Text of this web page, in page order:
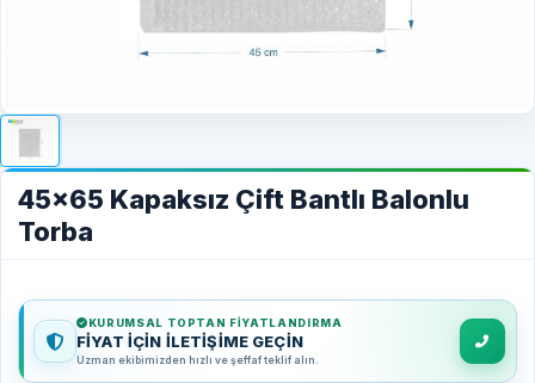
45x65 Kapaksız Çift Bantlı Balonlu
Torba
KURUMSAL TOPTAN FIYATLANDIRMA
FİYAT İÇİN İLETİŞİME GEÇİN
Uzman ekibimizden hızlı ve şeffaf teklif alın.